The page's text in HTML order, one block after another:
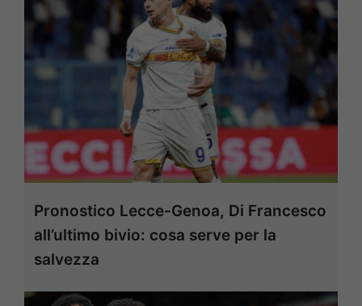
Pronostico Lecce-Genoa, Di Francesco
all’ultimo bivio: cosa serve per la
salvezza